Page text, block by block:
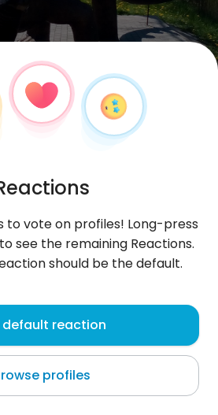
, 48
вода молитва зарядка кава
свіжому повітрі.Потім по своїм
to vote on profiles! Long-press
see the remaining Reactions.
should be the default.
default reaction
profiles